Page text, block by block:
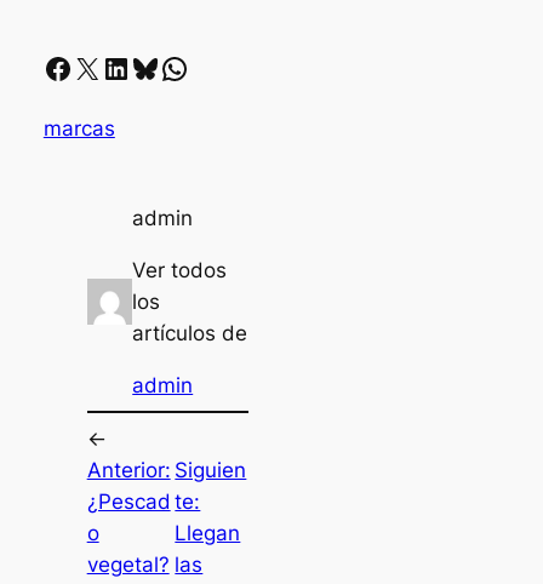
Facebook X LinkedIn Bluesky Whatsapp
marcas
admin
Ver todos
los
artículos de
admin
←
Anterior:
¿Pescad
o
vegetal?
Siguien
te:
Llegan
las